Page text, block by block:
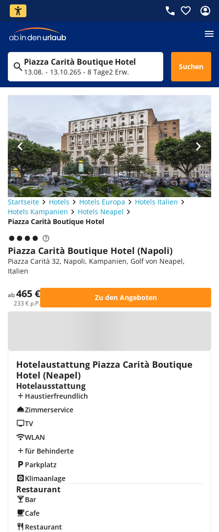
Piazza Carità Boutique Hotel
13.08. - 13.10.265 - 8 Tage2 Erw.
Suchen
Startseite Hotels Hotels Europa
Hotels Italien
Hotels Kampanien
Hotels Neapel
Piazza Carità Boutique Hotel
Piazza Carità Boutique Hotel (Napoli)
Piazza Carità 32, Napoli, Kampanien, Golf von Neapel,
Italien
ab465 €
233 € p.P.
Zu den Angeboten
Hotelaustattung Piazza Carità Boutique
Hotel (Neapel)
Hotelausstattung
Haustierfreundlich
Zimmerservice
TV
WLAN
für Behinderte
Parkplatz
Klimaanlage
Restaurant
Bar
Cafe
Restaurant